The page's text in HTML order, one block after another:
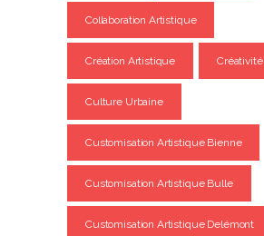
Collaboration Artistique
Création Artistique Créativité
Culture Urbaine
Customisation Artistique Bienne
Customisation Artistique Bulle
Customisation Artistique Delémont